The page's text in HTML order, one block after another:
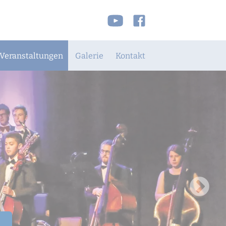
Veranstaltungen Galerie Kontakt
man viele